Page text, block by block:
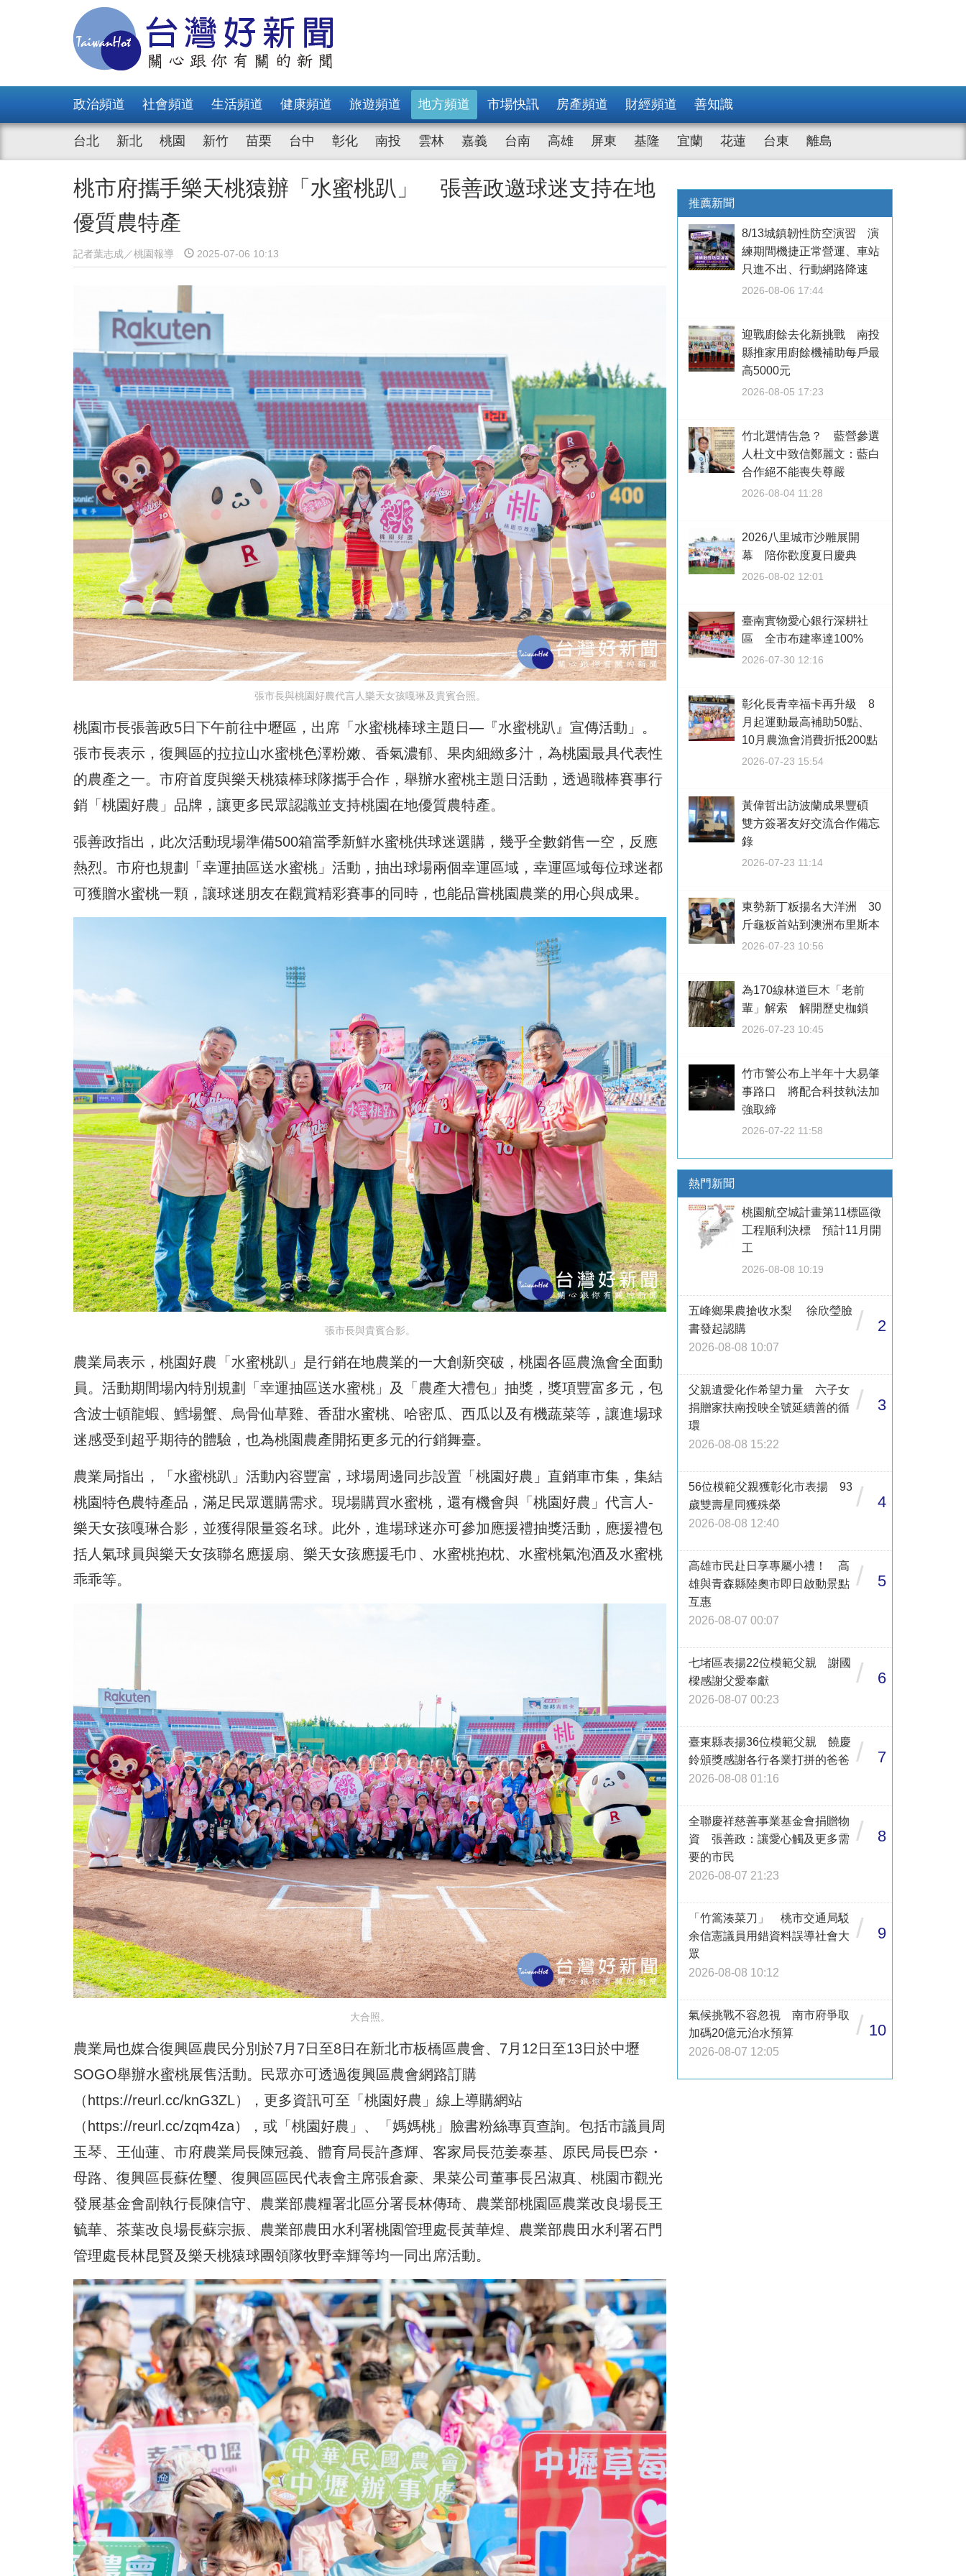
政治頻道 社會頻道 生活頻道 健康頻道 旅遊頻道 地方頻道 市場快訊 房產頻道 財經頻道 善知識
台北 新北 桃園 新竹 苗栗 台中 彰化 南投 雲林 嘉義 台南 高雄 屏東 基隆 宜蘭 花蓮 台東 離島
桃市府攜手樂天桃猿辦「水蜜桃趴」 張善政邀球迷支持在地
優質農特產
記者葉志成／桃園報導 2025-07-06 10:13
張市長與桃園好農代言人樂天女孩嘎琳及貴賓合照。
桃園市長張善政5日下午前往中壢區，出席「水蜜桃棒球主題日—『水蜜桃趴』宣傳活動」。
張市長表示，復興區的拉拉山水蜜桃色澤粉嫩、香氣濃郁、果肉細緻多汁，為桃園最具代表性
的農產之一。市府首度與樂天桃猿棒球隊攜手合作，舉辦水蜜桃主題日活動，透過職棒賽事行
銷「桃園好農」品牌，讓更多民眾認識並支持桃園在地優質農特產。
張善政指出，此次活動現場準備500箱當季新鮮水蜜桃供球迷選購，幾乎全數銷售一空，反應
熱烈。市府也規劃「幸運抽區送水蜜桃」活動，抽出球場兩個幸運區域，幸運區域每位球迷都
可獲贈水蜜桃一顆，讓球迷朋友在觀賞精彩賽事的同時，也能品嘗桃園農業的用心與成果。
張市長與貴賓合影。
農業局表示，桃園好農「水蜜桃趴」是行銷在地農業的一大創新突破，桃園各區農漁會全面動
員。活動期間場內特別規劃「幸運抽區送水蜜桃」及「農產大禮包」抽獎，獎項豐富多元，包
含波士頓龍蝦、鱈場蟹、烏骨仙草雞、香甜水蜜桃、哈密瓜、西瓜以及有機蔬菜等，讓進場球
迷感受到超乎期待的體驗，也為桃園農產開拓更多元的行銷舞臺。
農業局指出，「水蜜桃趴」活動內容豐富，球場周邊同步設置「桃園好農」直銷車市集，集結
桃園特色農特產品，滿足民眾選購需求。現場購買水蜜桃，還有機會與「桃園好農」代言人-
樂天女孩嘎琳合影，並獲得限量簽名球。此外，進場球迷亦可參加應援禮抽獎活動，應援禮包
括人氣球員與樂天女孩聯名應援扇、樂天女孩應援毛巾、水蜜桃抱枕、水蜜桃氣泡酒及水蜜桃
乖乖等。
大合照。
農業局也媒合復興區農民分別於7月7日至8日在新北市板橋區農會、7月12日至13日於中壢
SOGO舉辦水蜜桃展售活動。民眾亦可透過復興區農會網路訂購
（ https://reurl.cc/knG3ZL），更多資訊可至「桃園好農」線上導購網站
（ https://reurl.cc/zqm4za），或「桃園好農」、「媽媽桃」臉書粉絲專頁查詢。包括市議員周
玉琴、王仙蓮、市府農業局長陳冠義、體育局長許彥輝、客家局長范姜泰基、原民局長巴奈・
母路、復興區長蘇佐璽、復興區區民代表會主席張倉豪、果菜公司董事長呂淑真、桃園市觀光
發展基金會副執行長陳信守、農業部農糧署北區分署長林傳琦、農業部桃園區農業改良場長王
毓華、茶葉改良場長蘇宗振、農業部農田水利署桃園管理處長黃華煌、農業部農田水利署石門
管理處長林昆賢及樂天桃猿球團領隊牧野幸輝等均一同出席活動。
推薦新聞
8/13城鎮韌性防空演習 演
練期間機捷正常營運、車站
只進不出、行動網路降速
2026-08-06 17:44
迎戰廚餘去化新挑戰 南投
縣推家用廚餘機補助每戶最
高5000元
2026-08-05 17:23
竹北選情告急？ 藍營參選
人杜文中致信鄭麗文：藍白
合作絕不能喪失尊嚴
2026-08-04 11:28
2026八里城市沙雕展開
幕 陪你歡度夏日慶典
2026-08-02 12:01
臺南實物愛心銀行深耕社
區 全市布建率達100%
2026-07-30 12:16
彰化長青幸福卡再升級 8
月起運動最高補助50點、
10月農漁會消費折抵200點
2026-07-23 15:54
黃偉哲出訪波蘭成果豐碩
雙方簽署友好交流合作備忘
錄
2026-07-23 11:14
東勢新丁粄揚名大洋洲 30
斤龜粄首站到澳洲布里斯本
2026-07-23 10:56
為170線林道巨木「老前
輩」解索 解開歷史枷鎖
2026-07-23 10:45
竹市警公布上半年十大易肇
事路口 將配合科技執法加
強取締
2026-07-22 11:58
熱門新聞
桃園航空城計畫第11標區徵
工程順利決標 預計11月開
工
2026-08-08 10:19
五峰鄉果農搶收水梨 徐欣瑩臉
書發起認購
2026-08-08 10:07
/ 2
父親遺愛化作希望力量 六子女
捐贈家扶南投映全號延續善的循
環
2026-08-08 15:22
/ 3
56位模範父親獲彰化市表揚 93
歲雙壽星同獲殊榮
2026-08-08 12:40
/ 4
高雄市民赴日享專屬小禮！ 高
雄與青森縣陸奧市即日啟動景點
互惠
2026-08-07 00:07
/ 5
七堵區表揚22位模範父親 謝國
樑感謝父愛奉獻
2026-08-07 00:23
/ 6
臺東縣表揚36位模範父親 饒慶
鈴頒獎感謝各行各業打拼的爸爸
2026-08-08 01:16
/ 7
全聯慶祥慈善事業基金會捐贈物
資 張善政：讓愛心觸及更多需
要的市民
2026-08-07 21:23
/ 8
「竹篙湊菜刀」 桃市交通局駁
余信憲議員用錯資料誤導社會大
眾
2026-08-08 10:12
/ 9
氣候挑戰不容忽視 南市府爭取
加碼20億元治水預算
2026-08-07 12:05
/ 10